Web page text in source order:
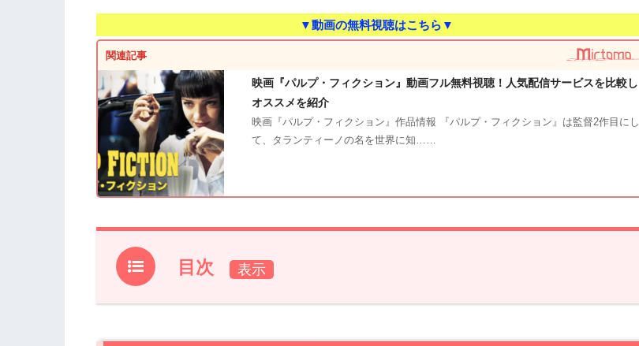
▼動画の無料視聴はこちら▼
関連記事
映画『パルプ・フィクション』動画フル無料視聴！人気配信サービスを比較し
オススメを紹介
映画『パルプ・フィクション』作品情報 『パルプ・フィクション』は監督2作目にし
て、タランティーノの名を世界に知……
目次
1.『パルプ・フィクション』作品情報